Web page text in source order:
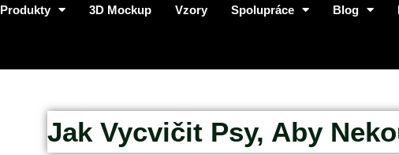
Produkty 3D Mockup Vzory Spolupráce Blog
Jak Vycvičit Psy, Aby